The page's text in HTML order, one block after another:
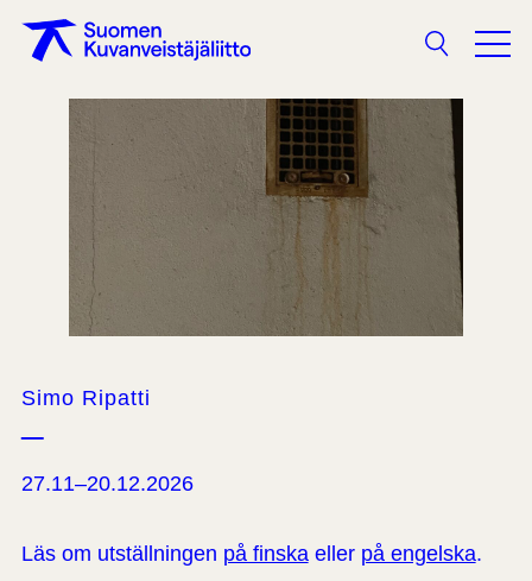
Sökning
Simo Ripatti
–
27.11–20.12.2026
Läs om utställningen på finskaeller på engelska.